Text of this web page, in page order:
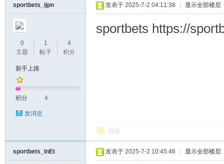
sportbets_ijpn
0
主题
1
帖子
4
积分
新手上路
积分 4
发消息
发表于 2025-7-2 04:11:38 显示全部楼层
sportbets https://
回复
sportbets_lnEt 发表于 2025-7-2 10:45:46 显示全部楼层